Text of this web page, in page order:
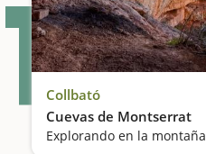
1 Collbató
Cuevas de Montserrat
Explorando en la montaña